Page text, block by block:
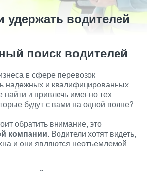
удержать водителей
поиск водителей
в сфере перевозок
надежных и квалифицированных
найти и привлечь именно тех
будут с вами на одной волне?
обратить внимание, это
компании. Водители хотят видеть,
и они являются неотъемлемой